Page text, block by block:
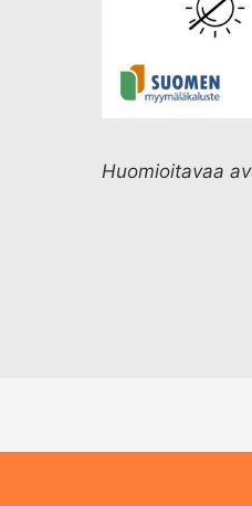
Huomioitavaa